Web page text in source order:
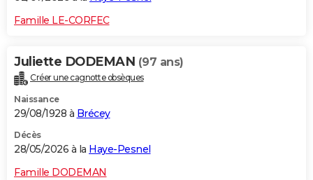
FORUM
Famille LE-CORFEC
Juliette DODEMAN (97 ans)
Créer une cagnotte obsèques
Naissance
29/08/1928 à Brécey
Décès
28/05/2026 à la Haye-Pesnel
Famille DODEMAN